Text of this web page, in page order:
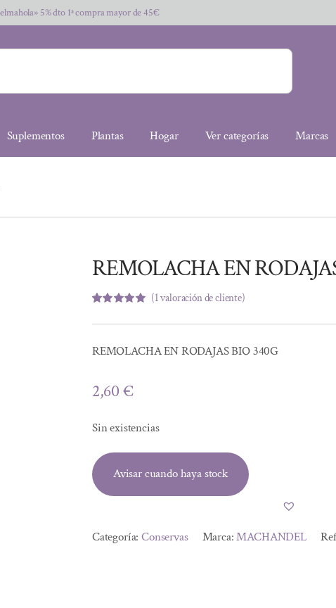
5% dto 1ª compra mayor de 45€
Suplementos Plantas Hogar Ver categorías Marcas
REMOLACHA EN
con5.00de 5
valoración
de un cliente
(1valoración de cliente)
REMOLACHA EN RODAJAS BIO 340G
2,60€
Sin existencias
Avisar cuando haya stock
Categoría:Conservas Marca:MACHANDEL